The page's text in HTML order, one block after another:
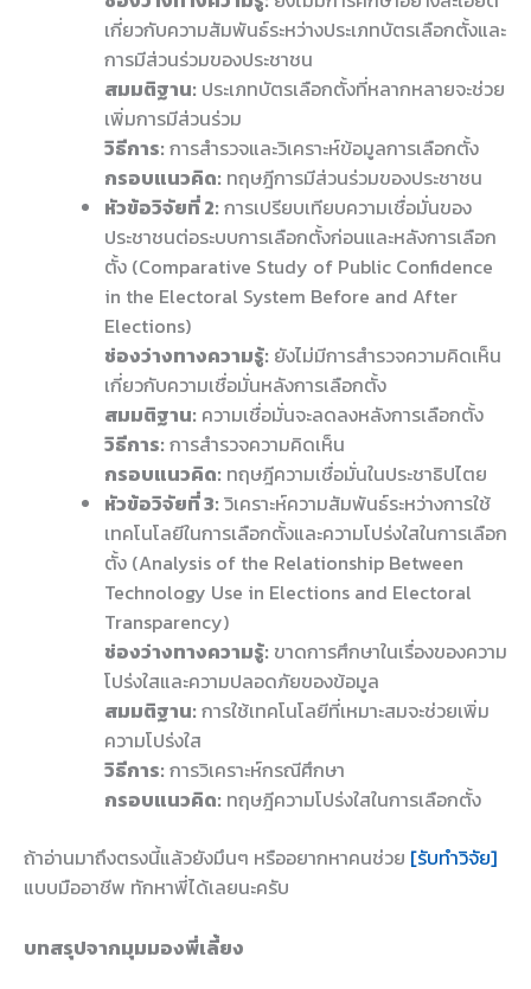
เกี่ยวกับความสัมพันธ์ระหว่างประเภทบัตรเลือกตั้งและ
การมีส่วนร่วมของประชาชน
สมมติฐาน: ประเภทบัตรเลือกตั้งที่หลากหลายจะช่วย
เพิ่มการมีส่วนร่วม
วิธีการ: การสำรวจและวิเคราะห์ข้อมูลการเลือกตั้ง
กรอบแนวคิด: ทฤษฎีการมีส่วนร่วมของประชาชน
หัวข้อวิจัยที่ 2: การเปรียบเทียบความเชื่อมั่นของ
ประชาชนต่อระบบการเลือกตั้งก่อนและหลังการเลือก
ตั้ง (Comparative Study of Public Confidence
in the Electoral System Before and After
Elections)
ช่องว่างทางความรู้: ยังไม่มีการสำรวจความคิดเห็น
เกี่ยวกับความเชื่อมั่นหลังการเลือกตั้ง
สมมติฐาน: ความเชื่อมั่นจะลดลงหลังการเลือกตั้ง
วิธีการ: การสำรวจความคิดเห็น
กรอบแนวคิด: ทฤษฎีความเชื่อมั่นในประชาธิปไตย
หัวข้อวิจัยที่ 3: วิเคราะห์ความสัมพันธ์ระหว่างการใช้
เทคโนโลยีในการเลือกตั้งและความโปร่งใสในการเลือก
ตั้ง (Analysis of the Relationship Between
Technology Use in Elections and Electoral
Transparency)
ช่องว่างทางความรู้: ขาดการศึกษาในเรื่องของความ
โปร่งใสและความปลอดภัยของข้อมูล
สมมติฐาน: การใช้เทคโนโลยีที่เหมาะสมจะช่วยเพิ่ม
ความโปร่งใส
วิธีการ: การวิเคราะห์กรณีศึกษา
กรอบแนวคิด: ทฤษฎีความโปร่งใสในการเลือกตั้ง
ถ้าอ่านมาถึงตรงนี้แล้วยังมึนๆ หรืออยากหาคนช่วย [รับทำวิจัย]
แบบมืออาชีพ ทักหาพี่ได้เลยนะครับ
บทสรุปจากมุมมองพี่เลี้ยง